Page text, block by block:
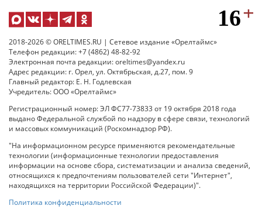
2018-2026 © ORELTIMES.RU | Сетевое издание «Орелтаймс»
Телефон редакции: +7 (4862) 48-82-92
Электронная почта редакции: oreltimes@yandex.ru
Адрес редакции: г. Орел, ул. Октябрьская, д.27, пом. 9
Главный редактор: Е. Н. Годлевская
Учредитель: ООО «Орелтаймс»
Регистрационный номер: ЭЛ ФС77-73833 от 19 октября 2018 года
выдано Федеральной службой по надзору в сфере связи, технологий
и массовых коммуникаций (Роскомнадзор РФ).
"На информационном ресурсе применяются рекомендательные
технологии (информационные технологии предоставления
информации на основе сбора, систематизации и анализа сведений,
относящихся к предпочтениям пользователей сети "Интернет",
находящихся на территории Российской Федерации)".
Политика конфиденциальности